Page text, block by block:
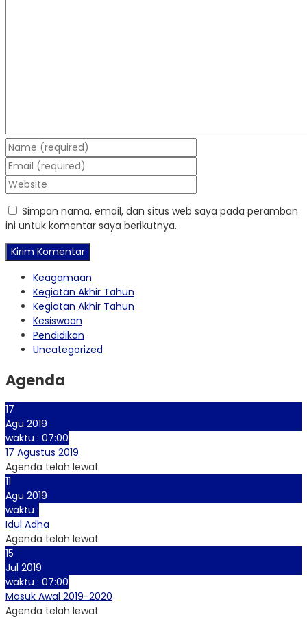
Simpan nama, email, dan situs web saya pada peramban
ini untuk komentar saya berikutnya.
Keagamaan
Kegiatan Akhir Tahun
Kegiatan Akhir Tahun
Kesiswaan
Pendidikan
Uncategorized
Agenda
17
Agu 2019
waktu : 07:00
17 Agustus 2019
Agenda telah lewat
11
Agu 2019
waktu :
Idul Adha
Agenda telah lewat
15
Jul 2019
waktu : 07:00
Masuk Awal 2019-2020
Agenda telah lewat